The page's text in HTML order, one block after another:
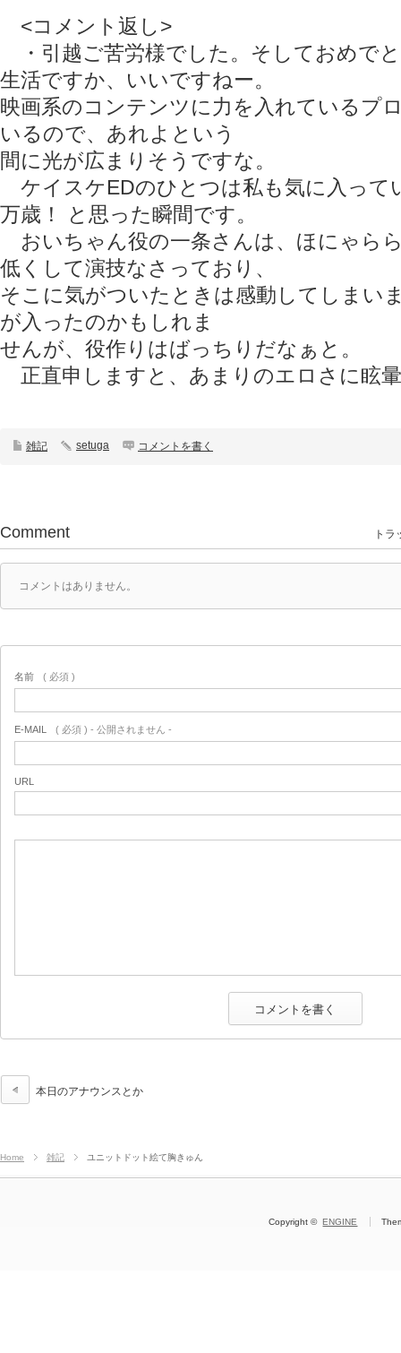
<コメント返し>
・引越ご苦労様でした。そしておめで
生活ですか、いいですねー。
映画系のコンテンツに力を入れているプ
いるので、あれよという
間に光が広まりそうですな。
ケイスケEDのひとつは私も気に入って
万歳！ と思った瞬間です。
おいちゃん役の一条さんは、ほにゃら
低くして演技なさっており、
そこに気がついたときは感動してしまい
が入ったのかもしれま
せんが、役作りはばっちりだなぁと。
正直申しますと、あまりのエロさに眩
雑記 setuga コメントを書く
Comment トラ
コメントはありません。
名前 ( 必須 )
E-MAIL ( 必須 ) - 公開されません -
URL
本日のアナウンスとか
Home 雑記 ユニットドット絵て胸きゅん
Copyright ©ENGINE